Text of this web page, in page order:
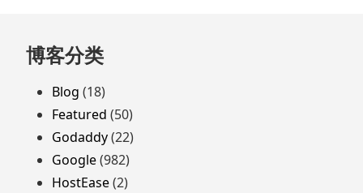
跳
至
页
脚
博客分类
Blog (18)
Featured (50)
Godaddy(22)
Google(982)
HostEase(2)